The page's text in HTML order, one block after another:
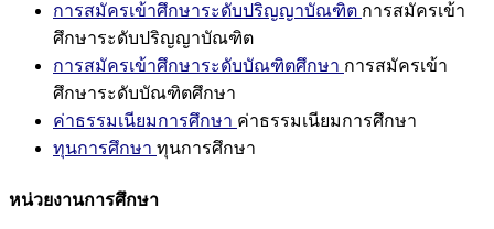
การสมัครเข้าศึกษาระดับปริญญาบัณฑิต การสมัครเข้า
ศึกษาระดับปริญญาบัณฑิต
การสมัครเข้าศึกษาระดับบัณฑิตศึกษา การสมัครเข้า
ศึกษาระดับบัณฑิตศึกษา
ค่าธรรมเนียมการศึกษา ค่าธรรมเนียมการศึกษา
ทุนการศึกษา ทุนการศึกษา
หน่วยงานการศึกษา